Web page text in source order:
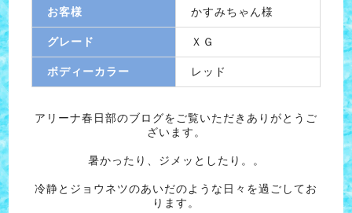
お客様 かすみちゃん様
グレード ＸＧ
ボディーカラー レッド
アリーナ春日部のブログをご覧いただきありがとうご
ざいます。
暑かったり、ジメッとしたり。。
冷静とジョウネツのあいだのような日々を過ごしてお
ります。